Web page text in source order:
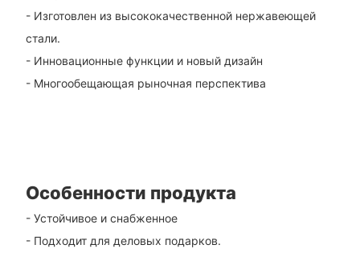
- Изготовлен из высококачественной нержавеющей
стали.
- Инновационные функции и новый дизайн
- Многообещающая рыночная перспектива
Особенности продукта
- Устойчивое и снабженное
- Подходит для деловых подарков.